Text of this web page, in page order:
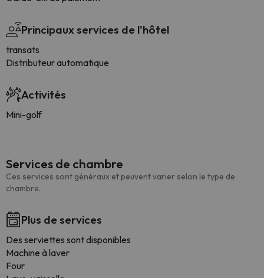
Principaux services de l'hôtel
transats
Distributeur automatique
Activités
Mini-golf
Services de chambre
Ces services sont généraux et peuvent varier selon le type de
chambre.
Plus de services
Des serviettes sont disponibles
Machine à laver
Four